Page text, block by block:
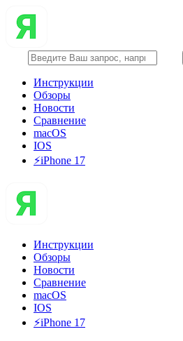
Инструкции
Обзоры
Новости
Сравнение
macOS
IOS
⚡️iPhone 17
Инструкции
Обзоры
Новости
Сравнение
macOS
IOS
⚡️iPhone 17